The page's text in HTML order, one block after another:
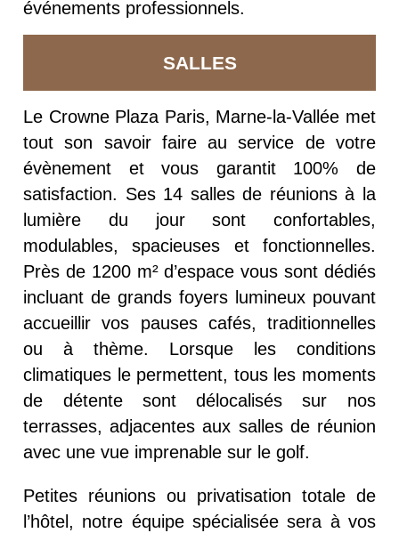
événements professionnels.
SALLES
Le Crowne Plaza Paris, Marne-la-Vallée met
tout son savoir faire au service de votre
évènement et vous garantit 100% de
satisfaction. Ses 14 salles de réunions à la
lumière du jour sont confortables,
modulables, spacieuses et fonctionnelles.
Près de 1200 m² d’espace vous sont dédiés
incluant de grands foyers lumineux pouvant
accueillir vos pauses cafés, traditionnelles
ou à thème. Lorsque les conditions
climatiques le permettent, tous les moments
de détente sont délocalisés sur nos
terrasses, adjacentes aux salles de réunion
avec une vue imprenable sur le golf.
Petites réunions ou privatisation totale de
l’hôtel, notre équipe spécialisée sera à vos